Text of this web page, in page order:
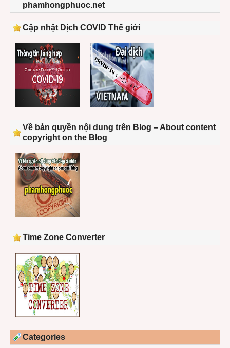
phamhongphuoc.net
Cập nhật Dịch COVID Thế giới
Về bản quyền nội dung trên Blog – About content
copyright on the Blog
Time Zone Converter
Categories